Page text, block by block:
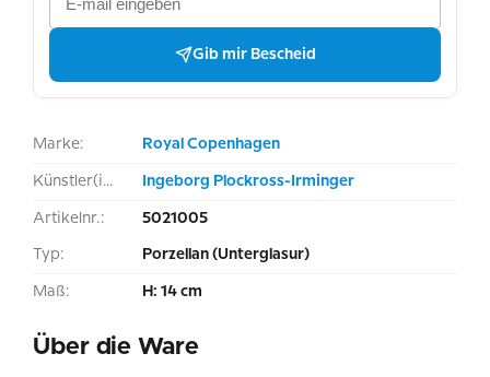
Gib mir Bescheid
Marke: Royal Copenhagen
Künstler(in): Ingeborg Plockross-Irminger
Artikelnr.: 5021005
Typ: Porzellan (Unterglasur)
Maß: H: 14 cm
Über die Ware